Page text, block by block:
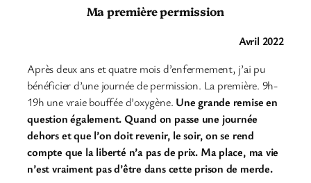
Ma première permission
Avril 2022
Après deux ans et quatre mois d’enfermement, j’ai pu
bénéficier d’une journée de permission. La première. 9h-
19h une vraie bouffée d’oxygène. Une grande remise en
question également. Quand on passe une journée
dehors et que l’on doit revenir, le soir, on se rend
compte que la liberté n’a pas de prix. Ma place, ma vie
n’est vraiment pas d’être dans cette prison de merde.